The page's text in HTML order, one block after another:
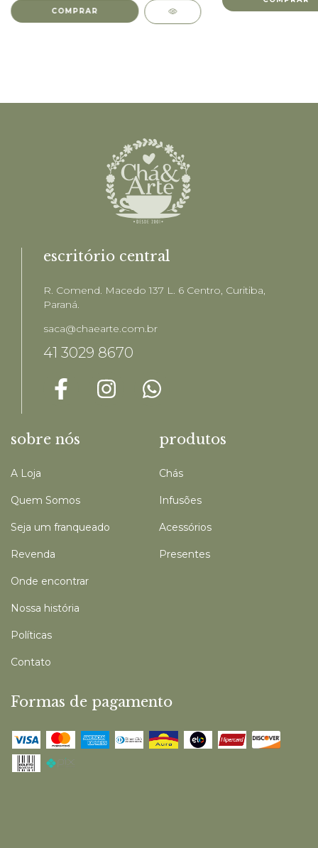
escritório central
R. Comend. Macedo 137 L. 6 Centro, Curitiba,
Paraná.
saca@chaearte.com.br
41 3029 8670
sobre nós
A Loja
Quem Somos
Seja um franqueado
Revenda
Onde encontrar
Nossa história
Políticas
Contato
produtos
Chás
Infusões
Acessórios
Presentes
Formas de pagamento